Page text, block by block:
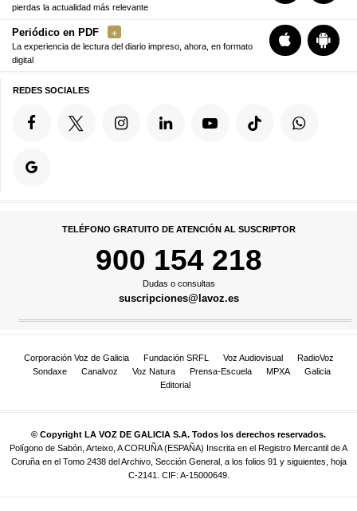
pierdas la actualidad más relevante
Periódico en PDF
La experiencia de lectura del diario impreso, ahora, en formato
digital
REDES SOCIALES
TELÉFONO GRATUITO DE ATENCIÓN AL SUSCRIPTOR
900 154 218
Dudas o consultas
suscripciones@lavoz.es
Corporación Voz de Galicia Fundación SRFL Voz Audiovisual
RadioVoz
Sondaxe
Canalvoz Voz Natura Prensa-Escuela MPXA
Galicia
Editorial
© Copyright LA VOZ DE GALICIA S.A. Todos los derechos reservados.
Polígono de Sabón, Arteixo, A CORUÑA (ESPAÑA) Inscrita en el Registro Mercantil de A
Coruña en el Tomo 2438 del Archivo, Sección General, a los folios 91 y siguientes, hoja
C-2141. CIF: A-15000649.